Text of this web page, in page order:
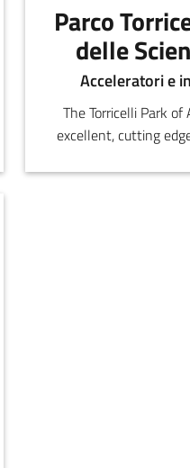
Parco
delle
Acceleratori e
The Torricelli Park
excellent, cutting